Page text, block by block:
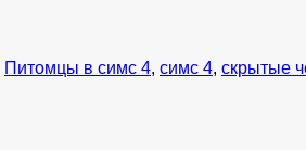
Питомцы в симс 4, симс 4, скрытые